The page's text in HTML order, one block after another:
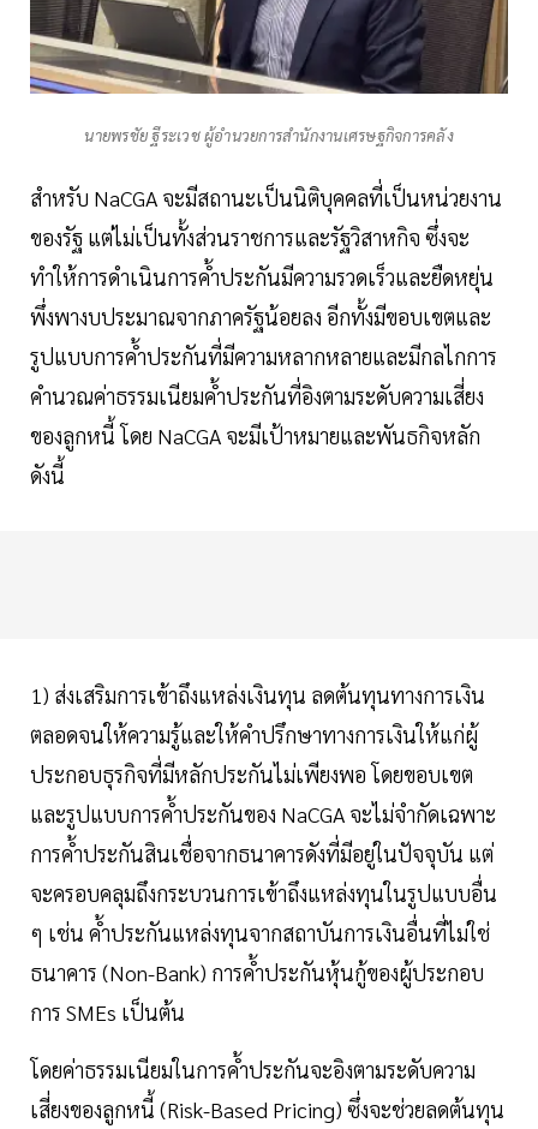
นายพรชัย ฐีระเวช ผู้อำนวยการสำนักงานเศรษฐกิจการคลัง
สำหรับ NaCGA จะมีสถานะเป็นนิติบุคคลที่เป็นหน่วยงาน
ของรัฐ แต่ไม่เป็นทั้งส่วนราชการและรัฐวิสาหกิจ ซึ่งจะ
ทำให้การดำเนินการค้ำประกันมีความรวดเร็วและยืดหยุ่น
พึ่งพางบประมาณจากภาครัฐน้อยลง อีกทั้งมีขอบเขตและ
รูปแบบการค้ำประกันที่มีความหลากหลายและมีกลไกการ
คำนวณค่าธรรมเนียมค้ำประกันที่อิงตามระดับความเสี่ยง
ของลูกหนี้ โดย NaCGA จะมีเป้าหมายและพันธกิจหลัก
ดังนี้
1) ส่งเสริมการเข้าถึงแหล่งเงินทุน ลดต้นทุนทางการเงิน
ตลอดจนให้ความรู้และให้คำปรึกษาทางการเงินให้แก่ผู้
ประกอบธุรกิจที่มีหลักประกันไม่เพียงพอ โดยขอบเขต
และรูปแบบการค้ำประกันของ NaCGA จะไม่จำกัดเฉพาะ
การค้ำประกันสินเชื่อจากธนาคารดังที่มีอยู่ในปัจจุบัน แต่
จะครอบคลุมถึงกระบวนการเข้าถึงแหล่งทุนในรูปแบบอื่น
ๆ เช่น ค้ำประกันแหล่งทุนจากสถาบันการเงินอื่นที่ไม่ใช่
ธนาคาร (Non-Bank) การค้ำประกันหุ้นกู้ของผู้ประกอบ
การ SMEs เป็นต้น
โดยค่าธรรมเนียมในการค้ำประกันจะอิงตามระดับความ
เสี่ยงของลูกหนี้ (Risk-Based Pricing) ซึ่งจะช่วยลดต้นทุน